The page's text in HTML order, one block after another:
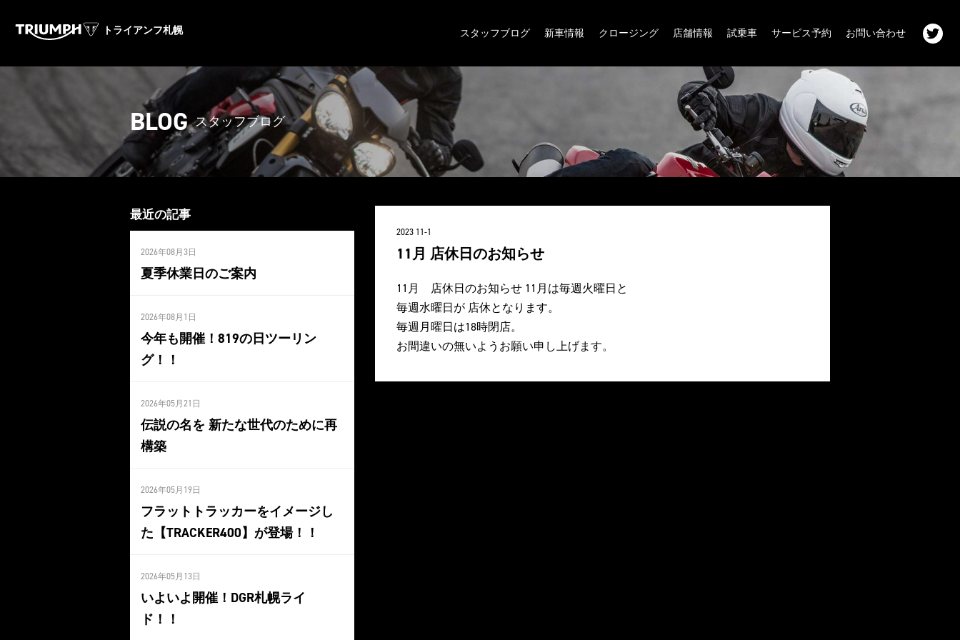
トライアンフ札幌 スタッフブログ 新車情報 クロージング 店舗情報 試乗車 サービス予約 お問い合わせ
BLOG スタッフブログ
2023 11-1
11月 店休日のお知らせ
11月 店休日のお知らせ 11月は毎週火曜日と
毎週水曜日が 店休となります。
毎週月曜日は18時閉店。
お間違いの無いようお願い申し上げます。
最近の記事
2026年08月3日
夏季休業日のご案内
2026年08月1日
今年も開催！819の日ツーリン
グ！！
2026年05月21日
伝説の名を 新たな世代のために再
構築
2026年05月19日
フラットトラッカーをイメージし
た【TRACKER400】が登場！！
2026年05月13日
いよいよ開催！DGR札幌ライ
ド！！